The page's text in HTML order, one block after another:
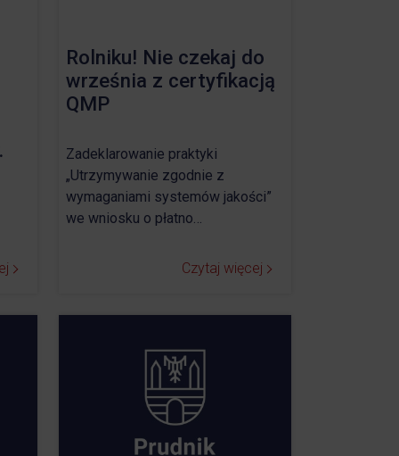
Rolniku! Nie czekaj do
września z certyfikacją
QMP
Zadeklarowanie praktyki
„Utrzymywanie zgodnie z
wymaganiami systemów jakości”
we wniosku o płatno…
Czytaj więcej